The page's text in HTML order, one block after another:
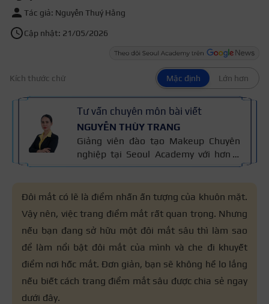
Tác giả: Nguyễn Thuý Hằng
Cập nhật: 21/05/2026
Kích thước chữ Mặc định Lớn hơn
Tư vấn chuyên môn bài viết
NGUYỄN THÙY TRANG
Giảng viên đào tạo Makeup Chuyên
nghiệp tại Seoul Academy với hơn 5
năm kinh nghiệm đào tạo, đã giảng
trang điểm. Đào tạo makeup cá nhân,
cô dâu, sự kiện, thời trang – chụp ảnh
và thiết kế layout trang điểm theo
khuôn mặt. Bài viết được biên soạn
dựa trên giáo trình makeup và kinh
nghiệm giảng dạy.
Đôi mắt có lẽ là điểm nhấn ấn tượng của khuôn mặt.
Vậy nên, việc trang điểm mắt rất quan trọng. Nhưng
nếu bạn đang sở hữu một đôi mắt sâu thì làm sao
để làm nổi bật đôi mắt của mình và che đi khuyết
điểm nơi hốc mắt. Đơn giản, bạn sẽ không hề lo lắng
nếu biết cách trang điểm mắt sâu được chia sẻ ngay
dưới đây.